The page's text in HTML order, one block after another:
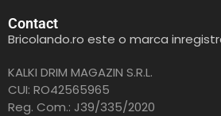
Contact
Bricolando.ro este o marca
KALKI DRIM MAGAZIN S.R.L.
CUI: RO42565965
Reg. Com.: J39/335/2020